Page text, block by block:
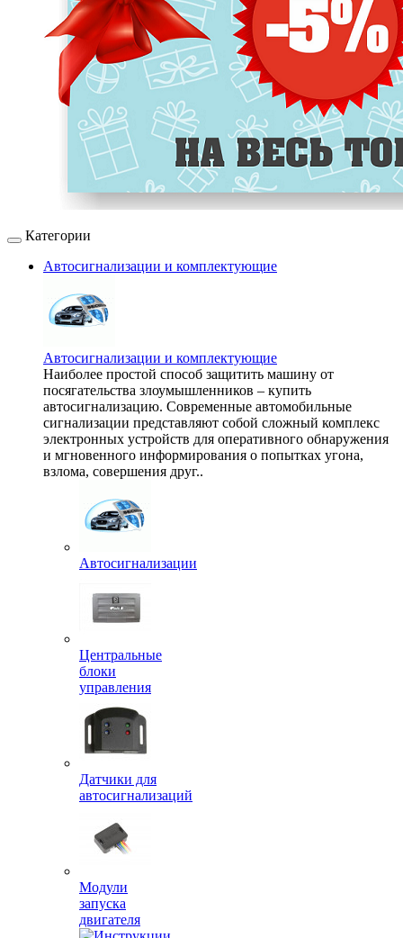
Категории
Автосигнализации и комплектующие
Автосигнализации и комплектующие
Наиболее простой способ защитить машину от
посягательства злоумышленников – купить
автосигнализацию. Современные автомобильные
сигнализации представляют собой сложный комплекс
электронных устройств для оперативного обнаружения
и мгновенного информирования о попытках угона,
взлома, совершения друг..
Автосигнализации
Центральные
блоки
управления
Датчики для
автосигнализаций
Модули
запуска
двигателя